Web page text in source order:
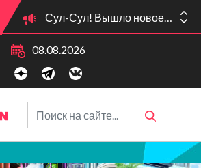
Сул-Сул! Вышло новое обновлении версии игры: 1.119.96.1030 (ПК)! 1.119.96.1230 (Mac)! 2.22 (ИП)!
08.08.2026